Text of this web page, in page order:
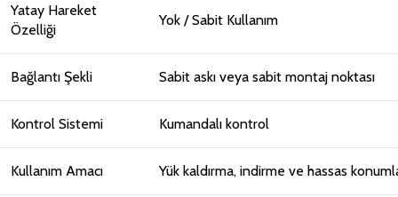
Yatay Hareket
Özelliği
Yok / Sabit Kullanım
Bağlantı Şekli Sabit askı veya sabit montaj noktası
Kontrol Sistemi Kumandalı kontrol
Kullanım Amacı Yük kaldırma, indirme ve hassas